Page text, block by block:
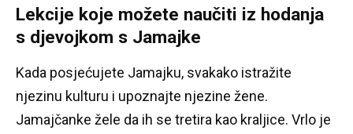
Lekcije koje možete naučiti iz hodanja
s djevojkom s Jamajke
Kada posjećujete Jamajku, svakako istražite
njezinu kulturu i upoznajte njezine žene.
Jamajčanke žele da ih se tretira kao kraljice. Vrlo je